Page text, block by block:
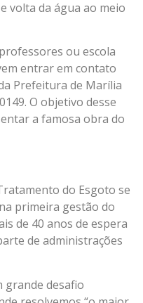
volta da água ao meio
ou escola
entrar em contato
Prefeitura de Marília
O objetivo desse
a famosa obra do
do Esgoto se
primeira gestão do
de 40 anos de espera
de administrações
grande desafio